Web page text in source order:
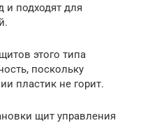
и подходят для
этого типа
поскольку
пластик не горит.
щит управления